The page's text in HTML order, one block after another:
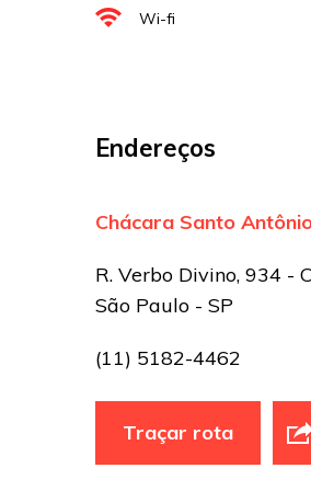
Sua avaliação
Wi-fi
Endereços
Chácara Santo
R. Verbo Divino, 934 -
São Paulo - SP
(11) 5182-4462
Traçar rota